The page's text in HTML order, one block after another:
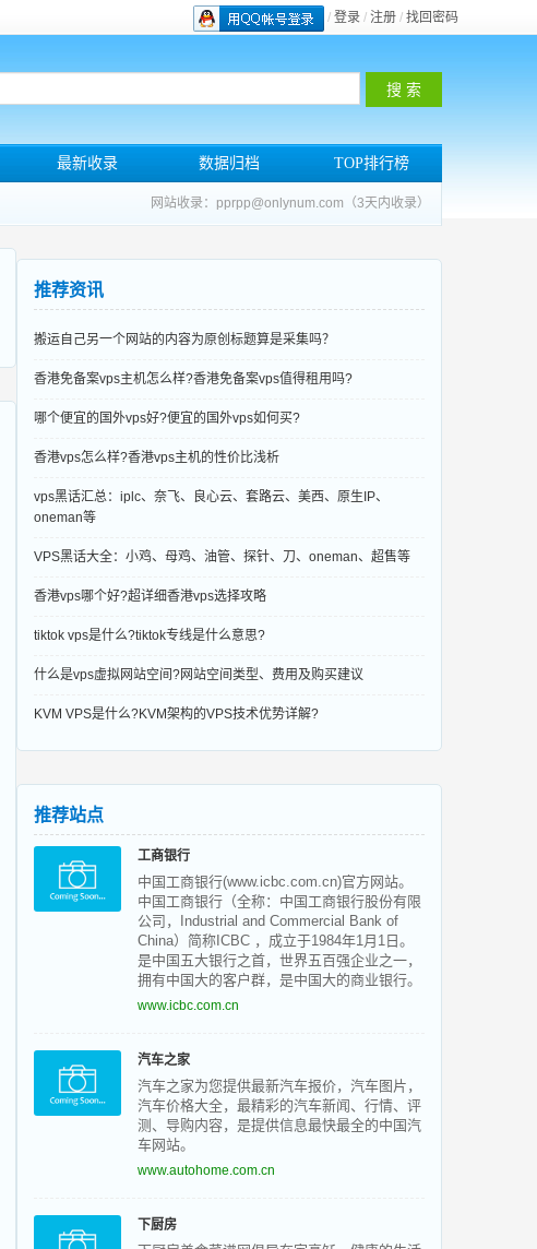
/ 登录 / 注册 / 找回密码
最新收录 数据归档 TOP排行榜
网站收录：pprpp@onlynum.com（3天内收录）
推荐资讯
搬运自己另一个网站的内容为原创标题算是采集吗？
香港免备案vps主机怎么样?香港免备案vps值得租用吗?
哪个便宜的国外vps好?便宜的国外vps如何买?
香港vps怎么样?香港vps主机的性价比浅析
vps黑话汇总：iplc、奈飞、良心云、套路云、美西、原生IP、
oneman等
VPS黑话大全：小鸡、母鸡、油管、探针、刀、oneman、超售等
香港vps哪个好?超详细香港vps选择攻略
tiktok vps是什么?tiktok专线是什么意思?
什么是vps虚拟网站空间?网站空间类型、费用及购买建议
KVM VPS是什么?KVM架构的VPS技术优势详解?
推荐站点
工商银行
中国工商银行(www.icbc.com.cn)官方网站。
中国工商银行（全称：中国工商银行股份有限
公司，Industrial and Commercial Bank of
China）简称ICBC ，成立于1984年1月1日。
是中国五大银行之首，世界五百强企业之一，
拥有中国大的客户群，是中国大的商业银行。
www.icbc.com.cn
汽车之家
汽车之家为您提供最新汽车报价，汽车图片，
汽车价格大全，最精彩的汽车新闻、行情、评
测、导购内容，是提供信息最快最全的中国汽
车网站。
www.autohome.com.cn
下厨房